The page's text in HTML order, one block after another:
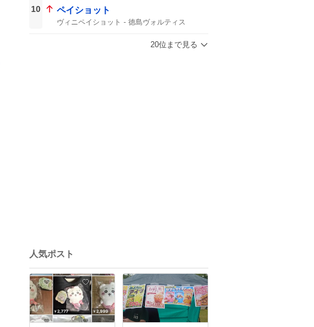
10 ペイショット
ヴィニペイショット
徳島ヴォルティス
1ゴール1アシスト
コンサドーレ札幌
ヴィニ
20位まで見る
人気ポスト